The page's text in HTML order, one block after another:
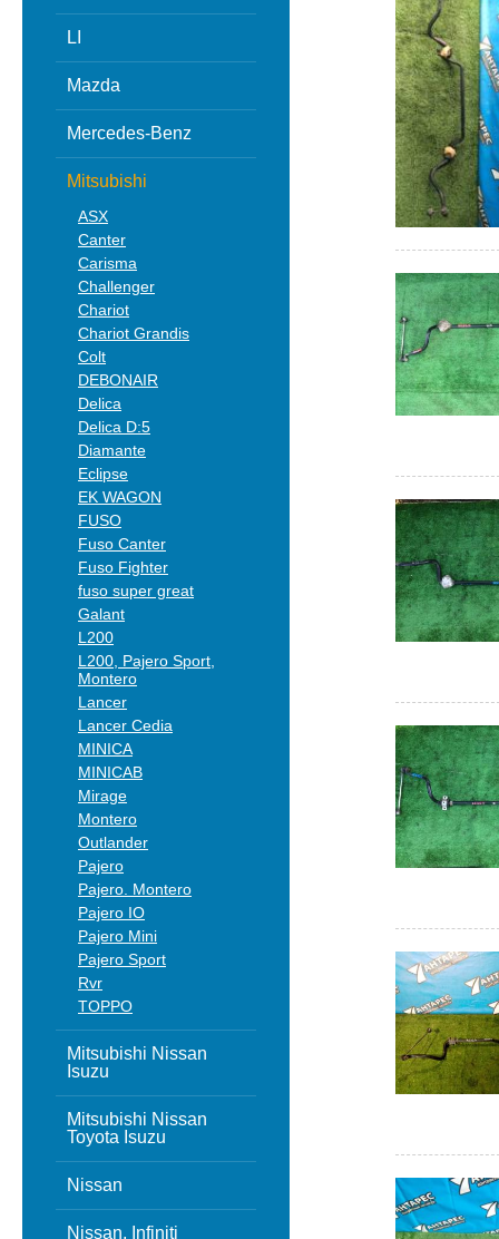
LI
Mazda
Mercedes-Benz
Mitsubishi
ASX
Canter
Carisma
Challenger
Chariot
Chariot Grandis
Colt
DEBONAIR
Delica
Delica D:5
Diamante
Eclipse
EK WAGON
FUSO
Fuso Canter
Fuso Fighter
fuso super great
Galant
L200
L200, Pajero Sport,
Montero
Lancer
Lancer Cedia
MINICA
MINICAB
Mirage
Montero
Outlander
Pajero
Pajero. Montero
Pajero IO
Pajero Mini
Pajero Sport
Rvr
TOPPO
Mitsubishi Nissan
Isuzu
Mitsubishi Nissan
Toyota Isuzu
Nissan
Nissan, Infiniti